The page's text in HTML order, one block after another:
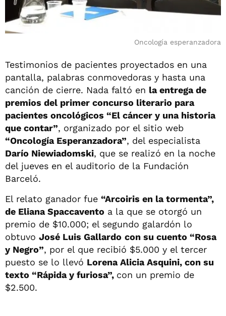
Oncología esperanzadora
Testimonios de pacientes proyectados en una
pantalla, palabras conmovedoras y hasta una
canción de cierre. Nada faltó en la entrega de
premios del primer concurso literario para
pacientes oncológicos “El cáncer y una historia
que contar”, organizado por el sitio web
“Oncología Esperanzadora”, del especialista
Darío Niewiadomski, que se realizó en la noche
del jueves en el auditorio de la Fundación
Barceló.
El relato ganador fue “Arcoiris en la tormenta”,
de Eliana Spaccavento a la que se otorgó un
premio de $10.000; el segundo galardón lo
obtuvo José Luis Gallardo con su cuento “Rosa
y Negro”, por el que recibió $5.000 y el tercer
puesto se lo llevó Lorena Alicia Asquini, con su
texto “Rápida y furiosa”, con un premio de
$2.500.